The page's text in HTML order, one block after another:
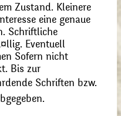
Zustand. Kleinere
eine genaue
Schriftliche
Eventuell
Sofern nicht
Bis zur
Schriften bzw.